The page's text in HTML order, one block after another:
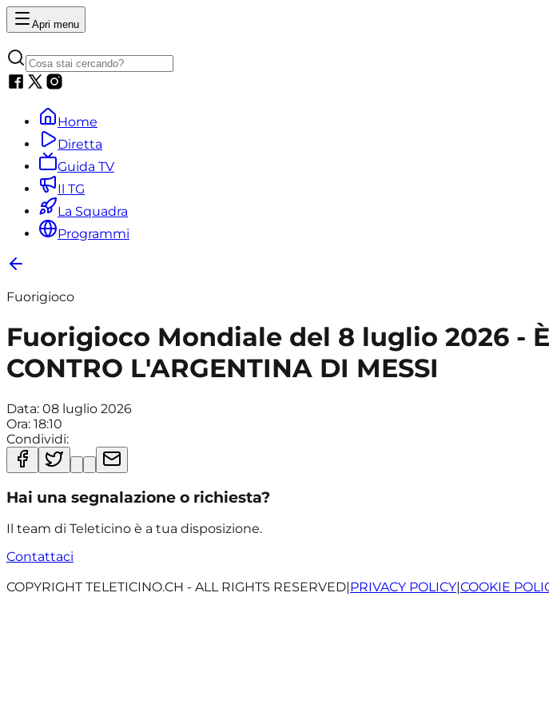
Apri menu
Home
Diretta
Guida TV
Il TG
La Squadra
Programmi
Fuorigioco
Fuorigioco Mondiale del 8 luglio 2026 - È
CONTRO L'ARGENTINA DI MESSI
Data: 08 luglio 2026
Ora: 18:10
Condividi:
Hai una segnalazione o richiesta?
Il team di Teleticino è a tua disposizione.
Contattaci
COPYRIGHT TELETICINO.CH - ALL RIGHTS RESERVED|PRIVACY POLICY|COOKIE